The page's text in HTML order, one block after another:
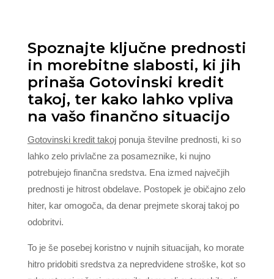
Spoznajte ključne prednosti
in morebitne slabosti, ki jih
prinaša Gotovinski kredit
takoj, ter kako lahko vpliva
na vašo finančno situacijo
Gotovinski kredit takojponuja številne prednosti, ki so
lahko zelo privlačne za posameznike, ki nujno
potrebujejo finančna sredstva. Ena izmed največjih
prednosti je hitrost obdelave. Postopek je običajno zelo
hiter, kar omogoča, da denar prejmete skoraj takoj po
odobritvi.
To je še posebej koristno v nujnih situacijah, ko morate
hitro pridobiti sredstva za nepredvidene stroške, kot so